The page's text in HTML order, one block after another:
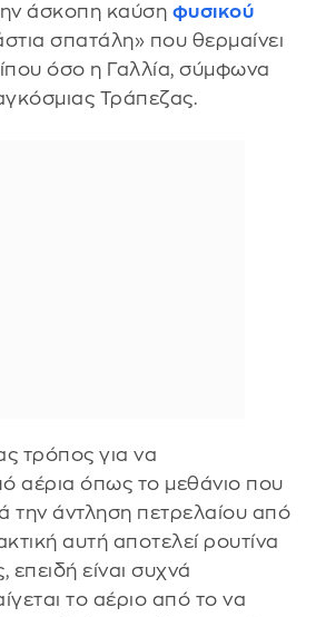
άσκοπη καύση φυσικού
σπατάλη» που θερμαίνει
όσο η Γαλλία, σύμφωνα
Τράπεζας.
τρόπος για να
αέρια όπως το μεθάνιο που
την άντληση πετρελαίου από
αυτή αποτελεί ρουτίνα
είναι συχνά
το αέριο από το να